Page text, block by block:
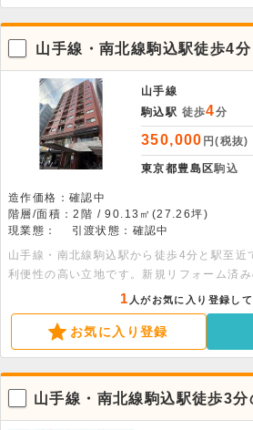
山手線・南北線駒込駅徒歩4
所。
山手線
駒込駅 徒歩4分
350,000 円(税抜)
東京都豊島区駒込
造作価格：確認中
階層/面積：2階 / 90.13㎡(27.26坪)
現業態：
引渡状態：確認中
山手線・南北線駒込駅から徒歩4分と駅至近
利便性の高い立地です。新規リフォーム済
広々としたワンルーム仕様。詳細につきま
い。
1 人がお気に入り登録し
お気に入り登録
山手線・南北線駒込駅徒歩3
1丁目の1階店舗事務所。